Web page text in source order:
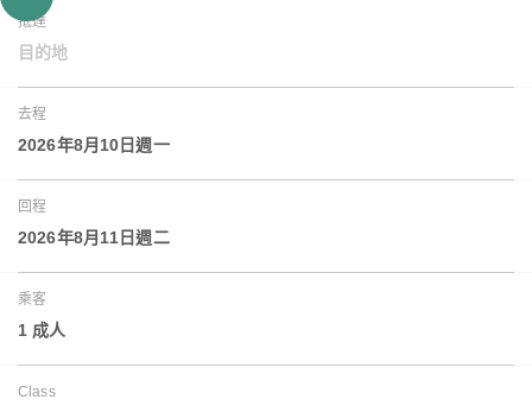
抵達
目的地
去程
2026年8月10日週一
回程
2026年8月11日週二
乘客
1 成人
Class